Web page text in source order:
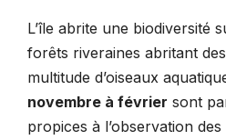
L’île abrite une biodiversité
forêts riveraines abritant
multitude d’oiseaux
novembre à février sont
propices à l’observation